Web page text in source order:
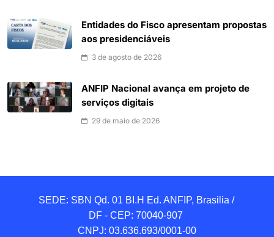
Entidades do Fisco apresentam propostas
aos presidenciáveis
3 de agosto de 2026
ANFIP Nacional avança em projeto de
serviços digitais
29 de maio de 2026
SEDE: SBN Qd. 01 BI.H Ed. ANFIP, Brasilia /
DF - CEP: 70040-907
CNPJ: 03.636.693/0001-00